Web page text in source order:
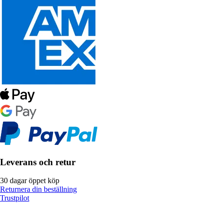
Leverans och retur
30 dagar öppet köp
Returnera din beställning
Trustpilot